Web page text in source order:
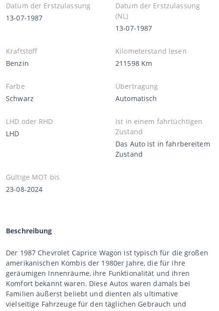
Datum der Erstzulassung
13-07-1987
Datum der Erstzulassung
(NL)
13-07-1987
Kraftstoff
Benzin
Kilometerstand lesen
211598 Km
Farbe
Schwarz
Übertragung
Automatisch
LHD oder RHD
LHD
Ist in einem fahrtüchtigen
Zustand
Das Auto ist in fahrbereitem
Zustand
Gültige MOT bis
23-08-2024
Beschreibung
Der 1987 Chevrolet Caprice Wagon ist typisch für die großen
amerikanischen Kombis der 1980er Jahre, die für ihre
geräumigen Innenräume, ihre Funktionalität und ihren
Komfort bekannt waren. Diese Autos waren damals bei
Familien äußerst beliebt und dienten als ultimative
vielseitige Fahrzeuge für den täglichen Gebrauch und